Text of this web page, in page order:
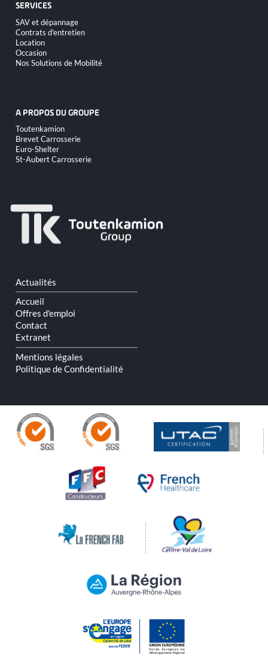
SERVICES
Aller
au
contenu
SAV et dépannage
Contrats d'entretien
Location
Occasion
Nos Solutions de Mobilité
A PROPOS DU GROUPE
Aller
au
contenu
Toutenkamion
Brevet Carrosserie
Euro-Shelter
St-Aubert Carrosserie
Aller
au
contenu
Actualités
Accueil
Offres d'emploi
Contact
Extranet
Mentions légales
Politique de Confidentialité